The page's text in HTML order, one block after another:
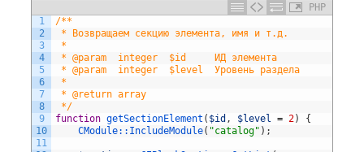
PHP
1
2
3
4
5
6
7
8
9
10
11
/**
* Возвращаем секцию элемента, имя и т.д.
*
* @param  integer  $id     ИД элемента
* @param  integer  $level  Уровень раздела
*
* @return array
*/
function getSectionElement ( $id , $level = 2)
{
CModule:: IncludeModule( "catalog" ) ;